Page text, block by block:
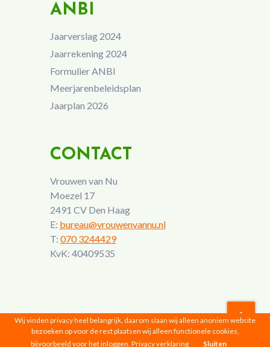
ANBI
Jaarverslag 2024
Jaarrekening 2024
Formulier ANBI
Meerjarenbeleidsplan
Jaarplan 2026
CONTACT
Vrouwen van Nu
Moezel 17
2491 CV Den Haag
E: bureau@vrouwenvannu.nl
T: 070 3244429
KvK: 40409535
Vrouwen van Nu © 2026 |Privacyverklaring
Wij vinden privacy heel belangrijk, daarom slaan wij alleen anoniem website
bezoeken op voor de rest plaatsen wij alleen functionele cookies,
bijvoorbeeld voor het inloggen. Privacy verklaring Sluiten